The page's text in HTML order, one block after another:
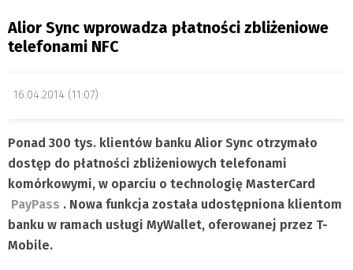
Alior Sync wprowadza płatności zbliżeniowe
telefonami NFC
16.04.2014 (11:07)
Ponad 300 tys. klientów banku Alior Sync otrzymało
dostęp do płatności zbliżeniowych telefonami
komórkowymi, w oparciu o technologię MasterCard
PayPass . Nowa funkcja została udostępniona klientom
banku w ramach usługi MyWallet, oferowanej przez T-
Mobile.